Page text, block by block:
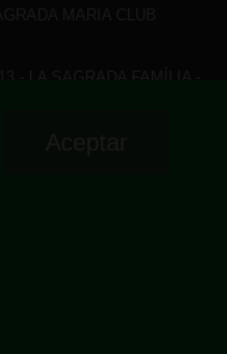
- LA SAGRADA FAMÍLIA -